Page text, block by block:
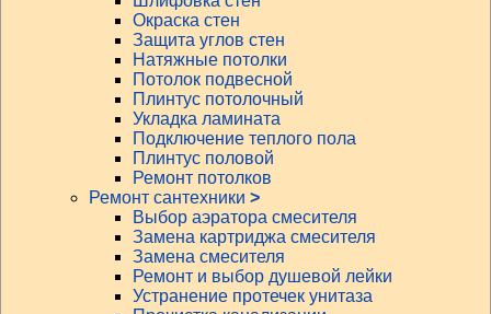
Окраска стен
Защита углов стен
Натяжные потолки
Потолок подвесной
Плинтус потолочный
Укладка ламината
Подключение теплого пола
Плинтус половой
Ремонт потолков
Ремонт сантехники >
Выбор аэратора смесителя
Замена картриджа смесителя
Замена смесителя
Ремонт и выбор душевой лейки
Устранение протечек унитаза